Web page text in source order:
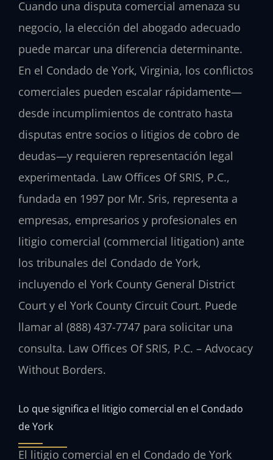
Cuando una disputa comercial amenaza su
negocio, la elección del abogado adecuado
puede marcar una diferencia determinante.
En el Condado de York, Virginia, los conflictos
comerciales pueden escalar rápidamente—
desde incumplimientos de contrato hasta
disputas entre socios o litigios de cobro de
deudas—y requieren representación legal
experimentada. Law Offices Of SRIS, P.C.,
fundada en 1997 por Mr. Sris, representa a
empresas, empresarios y profesionales en
litigio comercial (commercial litigation) ante
los tribunales del Condado de York,
incluyendo el York County General District
Court y el York County Circuit Court. Puede
llamar al (888) 437-7747 para solicitar una
consulta. Law Offices Of SRIS, P.C. – Advocacy
Without Borders.
Lo que significa el litigio comercial en el Condado
de York
El litigio comercial en el Condado de York